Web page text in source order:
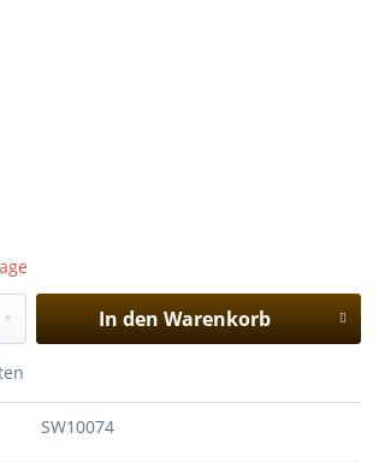
In den Warenkorb
SW10074